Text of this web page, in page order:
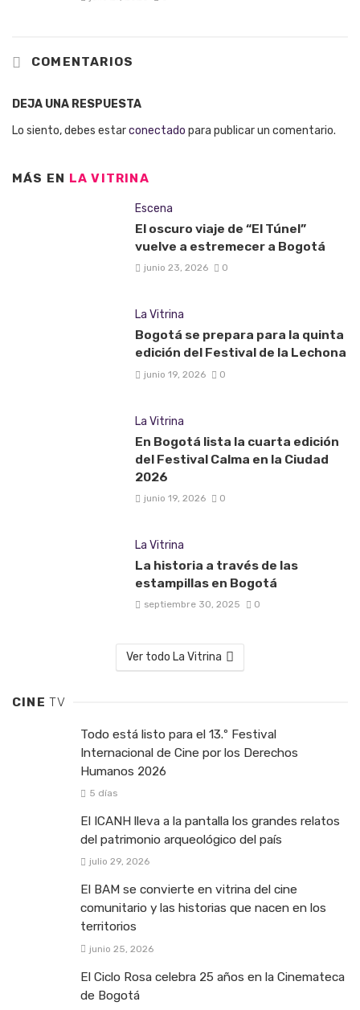
COMENTARIOS
DEJA UNA RESPUESTA
Lo siento, debes estarconectado para publicar un comentario.
MÁS EN LA VITRINA
Escena
El oscuro viaje de “El Túnel”
vuelve a estremecer a Bogotá
junio 23, 2026 0
La Vitrina
Bogotá se prepara para la quinta
edición del Festival de la Lechona
junio 19, 2026 0
La Vitrina
En Bogotá lista la cuarta edición
del Festival Calma en la Ciudad
2026
junio 19, 2026 0
La Vitrina
La historia a través de las
estampillas en Bogotá
septiembre 30, 2025 0
Ver todo La Vitrina
CINETV
Todo está listo para el 13.º Festival
Internacional de Cine por los Derechos
Humanos 2026
5 días
El ICANH lleva a la pantalla los grandes relatos
del patrimonio arqueológico del país
julio 29, 2026
El BAM se convierte en vitrina del cine
comunitario y las historias que nacen en los
territorios
junio 25, 2026
El Ciclo Rosa celebra 25 años en la Cinemateca
de Bogotá